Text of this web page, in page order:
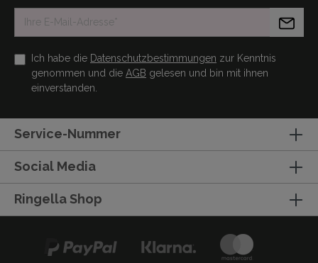
Ich habe die Datenschutzbestimmungen zur Kenntnis
genommen und die AGB gelesen und bin mit ihnen
einverstanden.
Service-Nummer
Social Media
Ringella Shop